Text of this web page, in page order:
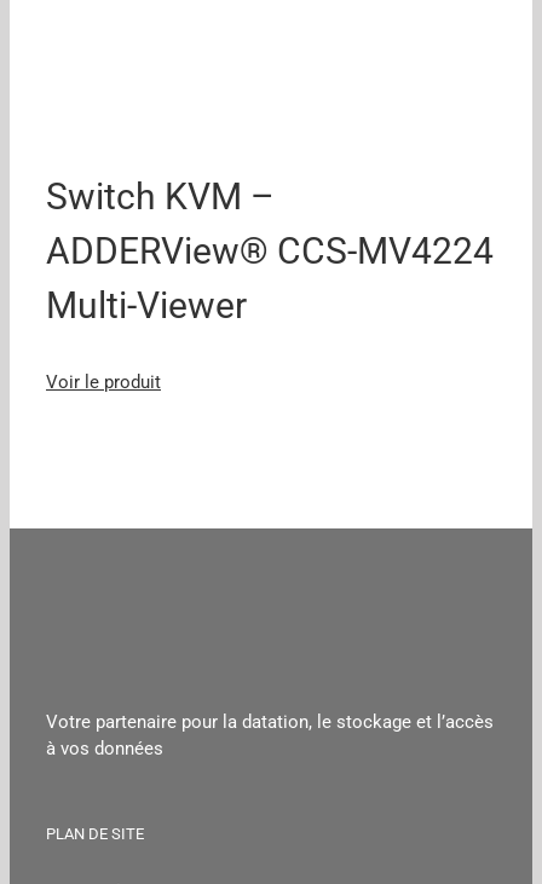
Switch KVM –
ADDERView® CCS-MV4224
Multi-Viewer
Voir le produit
Votre partenaire pour la datation, le stockage et l’accès
à vos données
PLAN DE SITE